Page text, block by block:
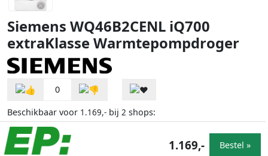
Siemens WQ46B2CENL iQ700
extraKlasse Warmtepompdroger
0
Beschikbaar voor 1.169,- bij 2 shops:
1.169,- Bestel »